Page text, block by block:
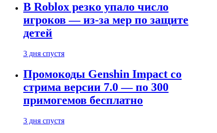
В Roblox резко упало число
игроков — из-за мер по защите
детей
3 дня спустя
Промокоды Genshin Impact со
стрима версии 7.0 — по 300
примогемов бесплатно
3 дня спустя